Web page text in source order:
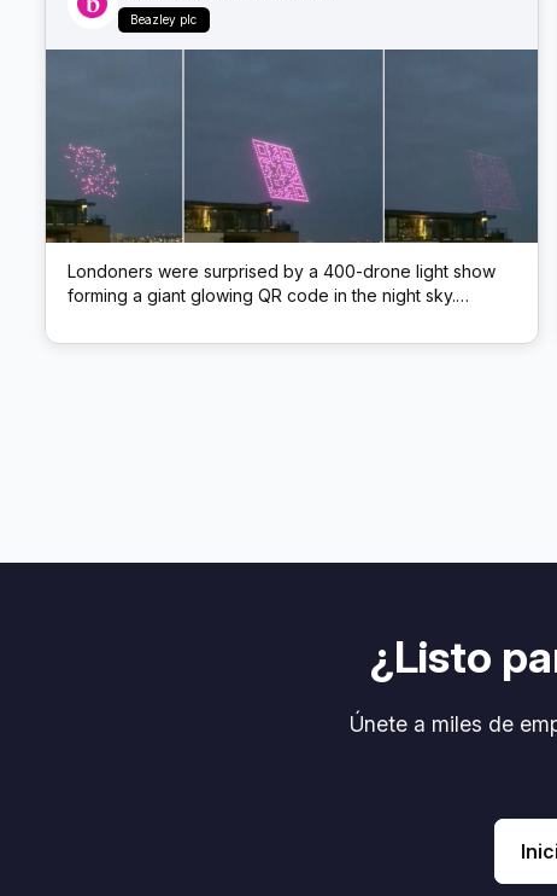
Beazley plc
Londoners were surprised by a 400-drone light show
forming a giant glowing QR code in the night sky.
website – a novel marketing stunt blending tech and
¿Listo
Únete a miles de